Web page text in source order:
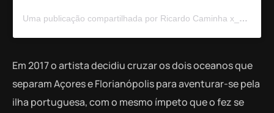
Uma publicação compartilhada por Ricardo Caminha x_X (@ricardocaminhaofficial)
Em 2017 o artista decidiu cruzar os dois oceanos que
separam Açores e Florianópolis para aventurar-se pela
ilha portuguesa, com o mesmo ímpeto que o fez se